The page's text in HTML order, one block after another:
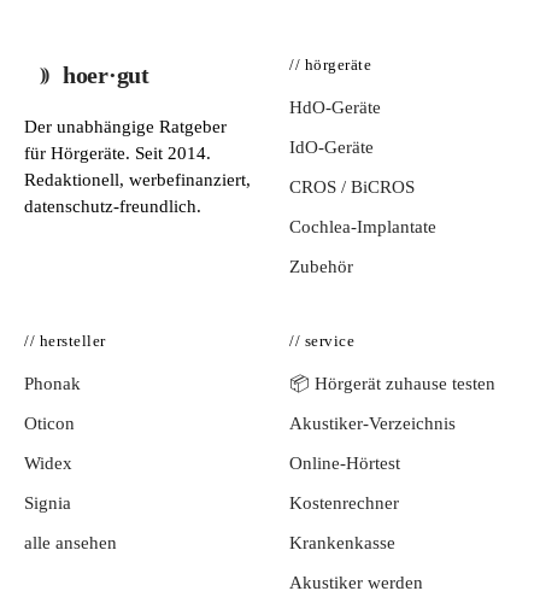
hoer·gut
Der unabhängige Ratgeber
für Hörgeräte. Seit 2014.
Redaktionell, werbefinanziert,
datenschutz-freundlich.
// hörgeräte
HdO-Geräte
IdO-Geräte
CROS / BiCROS
Cochlea-Implantate
Zubehör
// hersteller
Phonak
Oticon
Widex
Signia
alle ansehen
// service
📦 Hörgerät zuhause testen
Akustiker-Verzeichnis
Online-Hörtest
Kostenrechner
Krankenkasse
Akustiker werden